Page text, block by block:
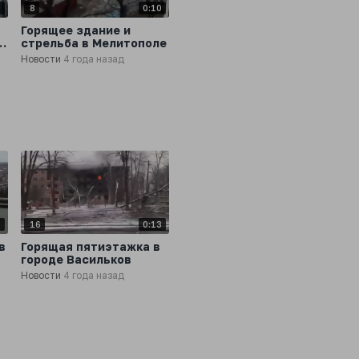
8 0:10
Горящее здание и
стрельба в Мелитополе
Новости 4 года назад
16 0:13
Горящая пятиэтажка в
городе Васильков
Новости 4 года назад